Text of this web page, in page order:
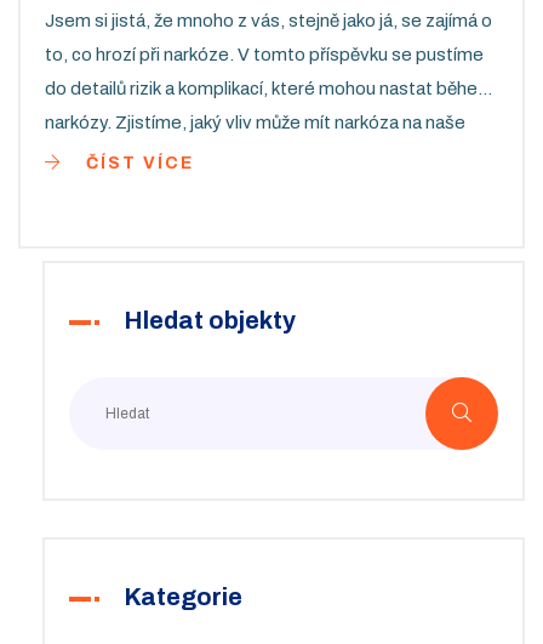
Jsem si jistá, že mnoho z vás, stejně jako já, se zajímá o
to, co hrozí při narkóze. V tomto příspěvku se pustíme
do detailů rizik a komplikací, které mohou nastat během
narkózy. Zjistíme, jaký vliv může mít narkóza na naše
tělo a jak se můžeme připravit, abychom minimalizovali
ČÍST VÍCE
Hledat objekty
Kategorie